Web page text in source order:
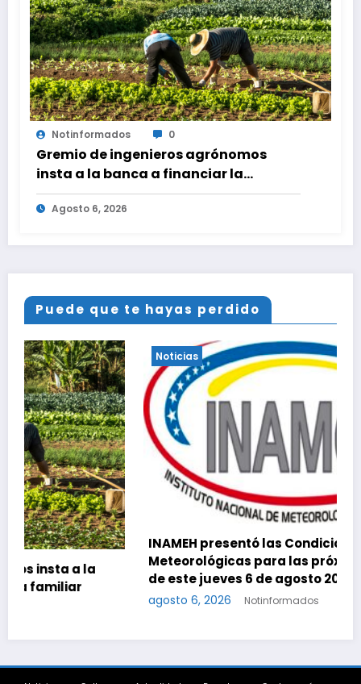
Notinformados 0
Gremio de ingenieros agrónomos
insta a la banca a financiar la
agricultura familiar
Agosto 6, 2026
Puede que te hayas perdido
Noticias
INAMEH presentó las Condiciones
Meteorológicas para las próximas 24 horas,
de este jueves 6 de agosto 2026
Notinformados